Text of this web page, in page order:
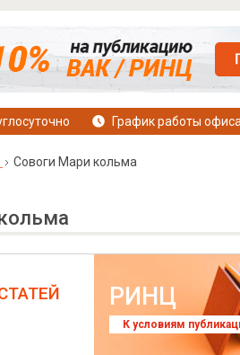
График работы
Совоги Мари кольма
РИНЦ
К условиям